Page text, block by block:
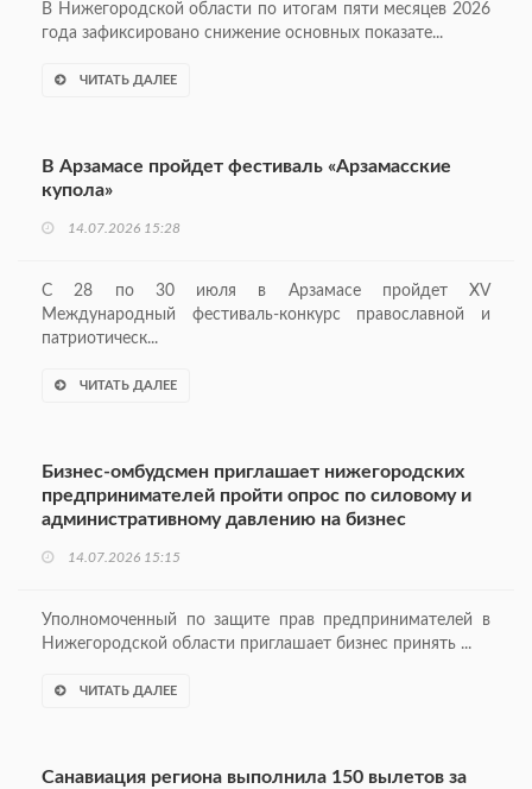
В Нижегородской области по итогам пяти месяцев 2026
года зафиксировано снижение основных показате...
ЧИТАТЬ ДАЛЕЕ
В Арзамасе пройдет фестиваль «Арзамасские
купола»
14.07.2026 15:28
С 28 по 30 июля в Арзамасе пройдет XV
Международный фестиваль-конкурс православной и
патриотическ...
ЧИТАТЬ ДАЛЕЕ
Бизнес-омбудсмен приглашает нижегородских
предпринимателей пройти опрос по силовому и
административному давлению на бизнес
14.07.2026 15:15
Уполномоченный по защите прав предпринимателей в
Нижегородской области приглашает бизнес принять ...
ЧИТАТЬ ДАЛЕЕ
Санавиация региона выполнила 150 вылетов за